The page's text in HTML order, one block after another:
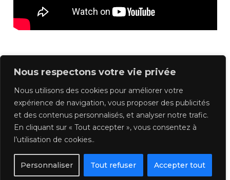
Nous respectons votre vie privée
Nous utilisons des cookies pour améliorer votre
expérience de navigation, vous proposer des publicités
et des contenus personnalisés, et analyser notre trafic.
En cliquant sur « Tout accepter », vous consentez à
l’utilisation de cookies..
Personnaliser Tout refuser Accepter tout
Previous Suivant
Retour au Cours